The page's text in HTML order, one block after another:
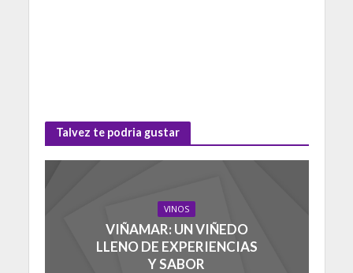
Talvez te podria gustar
VINOS
VIÑAMAR: UN VIÑEDO
LLENO DE EXPERIENCIAS
Y SABOR